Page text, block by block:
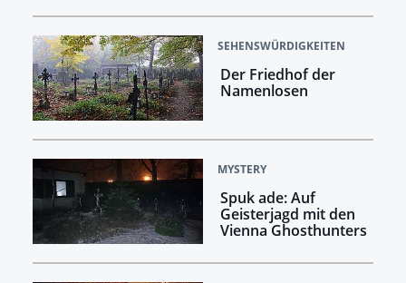
SEHENSWÜRDIGKEITEN
Der Friedhof der
Namenlosen
MYSTERY
Spuk ade: Auf
Geisterjagd mit den
Vienna Ghosthunters